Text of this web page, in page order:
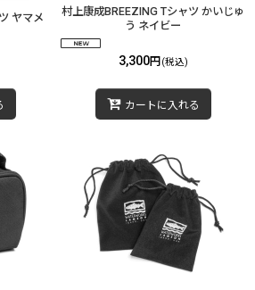
ヤマメ
村上康成BREEZING Tシャツ かいじゅ
う ネイビー
3,300円 (税込)
カートに入れる